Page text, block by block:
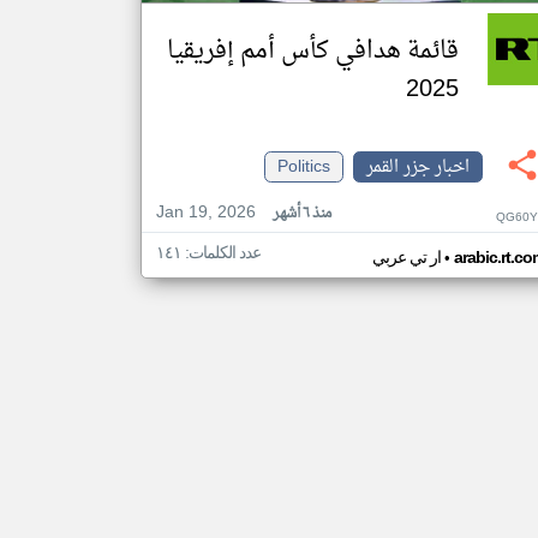
قائمة هدافي كأس أمم إفريقيا
2025
اخبار جزر القمر
Politics
Jan 19, 2026
منذ ٦ أشهر
ار تي عربي• عدد الكلمات: ١٤١